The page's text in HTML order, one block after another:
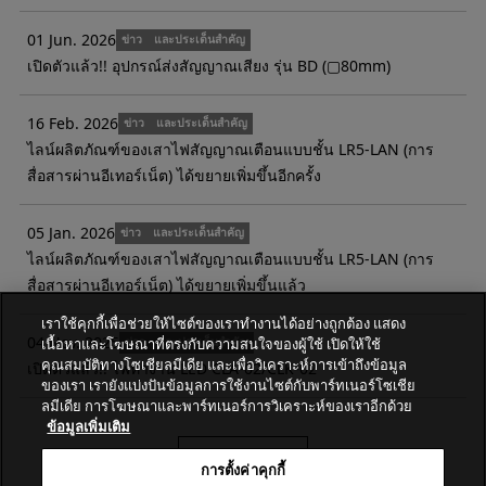
01 Jun. 2026 ข่าว และประเด็นสำคัญ
เปิดตัวแล้ว!! อุปกรณ์ส่งสัญญาณเสียง รุ่น BD (▢80mm)
16 Feb. 2026 ข่าว และประเด็นสำคัญ
ไลน์ผลิตภัณฑ์ของเสาไฟสัญญาณเตือนแบบชั้น LR5-LAN (การ
สื่อสารผ่านอีเทอร์เน็ต) ได้ขยายเพิ่มขึ้นอีกครั้ง
05 Jan. 2026 ข่าว และประเด็นสำคัญ
ไลน์ผลิตภัณฑ์ของเสาไฟสัญญาณเตือนแบบชั้น LR5-LAN (การ
สื่อสารผ่านอีเทอร์เน็ต) ได้ขยายเพิ่มขึ้นแล้ว
04 Nov. 2025 ข่าว และประเด็นสำคัญ
เปิดตัวแล้ว!! ไฟทํางาน LED CLA-02/CLK-02
ข้อมูลมากกว่านี้
เราใช้คุกกี้เพื่อช่วยให้ไซต์ของเราทำงานได้อย่างถูกต้อง แสดง
เนื้อหาและโฆษณาที่ตรงกับความสนใจของผู้ใช้ เปิดให้ใช้
คุณสมบัติทางโซเชียลมีเดีย และเพื่อวิเคราะห์การเข้าถึงข้อมูล
ของเรา เรายังแบ่งปันข้อมูลการใช้งานไซต์กับพาร์ทเนอร์โซเชีย
ลมีเดีย การโฆษณาและพาร์ทเนอร์การวิเคราะห์ของเราอีกด้วย
ข้อมูลเพิ่มเติม
การตั้งค่าคุกกี้